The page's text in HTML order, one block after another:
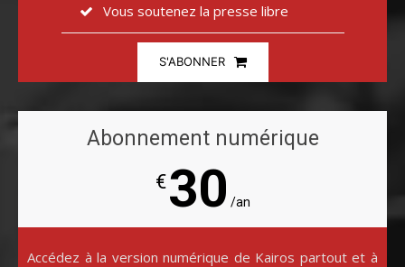
Vous soutenez la presse libre
S'ABONNER
Abonnement numérique
€30 /an
Accédez à la version numérique de Kairos partout et à